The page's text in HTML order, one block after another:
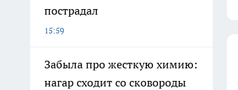
пострадал
15:59
Забыла про жесткую химию:
нагар сходит со сковороды